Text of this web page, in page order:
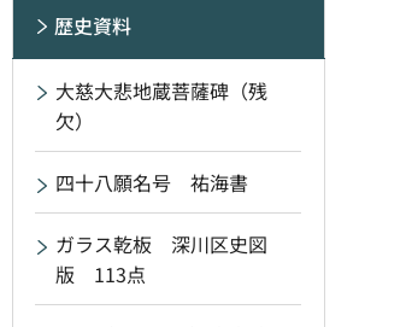
歴史資料
大慈大悲地蔵菩薩碑（残
欠）
四十八願名号 祐海書
ガラス乾板 深川区史図
版 113点